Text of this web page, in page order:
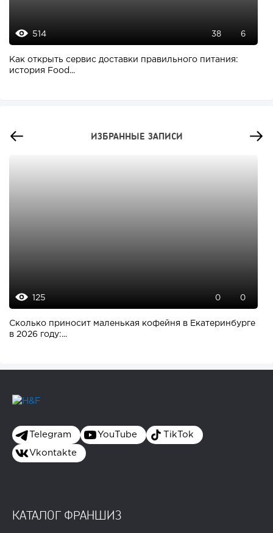
514 38 6
Как открыть сервис доставки правильного питания:
история Food...
ИЗБРАННЫЕ ЗАПИСИ
125 0 0
Сколько приносит маленькая кофейня в Екатеринбурге
в 2026 году:...
Telegram YouTube TikTok
Vkontakte
КАТАЛОГ ФРАНШИЗ